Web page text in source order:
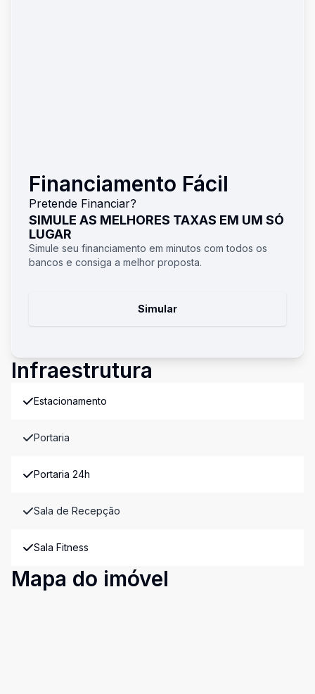
Financiamento Fácil
Pretende Financiar?
SIMULE AS MELHORES TAXAS EM UM SÓ
LUGAR
Simule seu financiamento em minutos com todos os
bancos e consiga a melhor proposta.
Simular
Infraestrutura
Estacionamento
Portaria
Portaria 24h
Sala de Recepção
Sala Fitness
Mapa do imóvel